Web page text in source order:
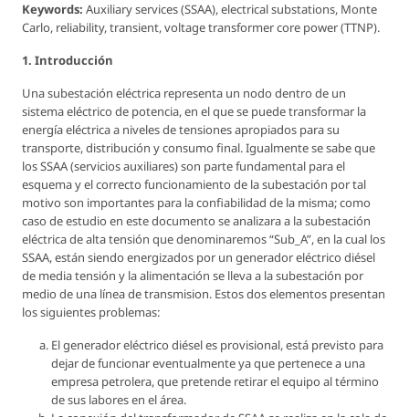
Keywords: Auxiliary services (SSAA), electrical substations, Monte
Carlo, reliability, transient, voltage transformer core power (TTNP).
1. Introducción
Una subestación eléctrica representa un nodo dentro de un
sistema eléctrico de potencia, en el que se puede transformar la
energía eléctrica a niveles de tensiones apropiados para su
transporte, distribución y consumo final. Igualmente se sabe que
los SSAA (servicios auxiliares) son parte fundamental para el
esquema y el correcto funcionamiento de la subestación por tal
motivo son importantes para la confiabilidad de la misma; como
caso de estudio en este documento se analizara a la subestación
eléctrica de alta tensión que denominaremos “Sub_A”, en la cual los
SSAA, están siendo energizados por un generador eléctrico diésel
de media tensión y la alimentación se lleva a la subestación por
medio de una línea de transmision. Estos dos elementos presentan
los siguientes problemas:
El generador eléctrico diésel es provisional, está previsto para
dejar de funcionar eventualmente ya que pertenece a una
empresa petrolera, que pretende retirar el equipo al término
de sus labores en el área.